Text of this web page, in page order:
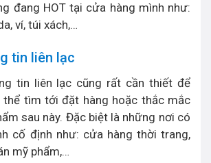
đang HOT tại cửa hàng mình như:
ví, túi xách,…
tin liên lạc
tin liên lạc cũng rất cần thiết để
thể tìm tới đặt hàng hoặc thắc mắc
sau này. Đặc biệt là những nơi có
cố định như: cửa hàng thời trang,
mỹ phẩm,…